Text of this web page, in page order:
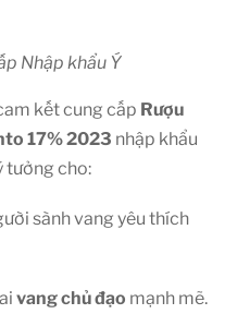
Nhập khẩu Ý
kết cung cấp Rượu
17% 2023 nhập khẩu
tưởng cho:
sành vang yêu thích
vang chủ đạo mạnh mẽ.